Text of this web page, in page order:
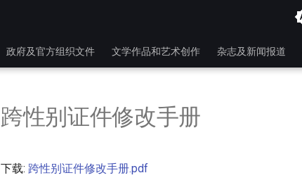
政府及官方组织文件 文学作品和艺术创作 杂志及新闻报道
跨性别证件修改手册
下载: 跨性别证件修改手册.pdf